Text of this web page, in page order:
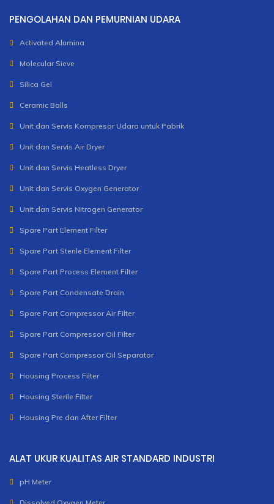
PENGOLAHAN DAN PEMURNIAN UDARA
Activated Alumina
Molecular Sieve
Silica Gel
Ceramic Balls
Unit dan Servis Kompresor Udara untuk Pabrik
Unit dan Servis Air Dryer
Unit dan Servis Heatless Dryer
Unit dan Servis Oxygen Generator
Unit dan Servis Nitrogen Generator
Spare Part Element Filter
Spare Part Sterile Element Filter
Spare Part Process Element Filter
Spare Part Condensate Drain
Spare Part Compressor Air Filter
Spare Part Compressor Oil Filter
Spare Part Compressor Oil Separator
Housing Process Filter
Housing Sterile Filter
Housing Pre dan After Filter
ALAT UKUR KUALITAS AIR STANDARD INDUSTRI
pH Meter